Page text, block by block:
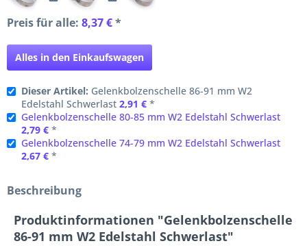
Preis für alle: 8,37 €*
Alles in den Einkaufswagen
Dieser Artikel: Gelenkbolzenschelle 86-91 mm W2
Edelstahl Schwerlast 2,91 € *
Gelenkbolzenschelle 80-85 mm W2 Edelstahl Schwerlast
2,79 € *
Gelenkbolzenschelle 74-79 mm W2 Edelstahl Schwerlast
2,67 € *
Beschreibung
Produktinformationen "Gelenkbolzenschelle
86-91 mm W2 Edelstahl Schwerlast"